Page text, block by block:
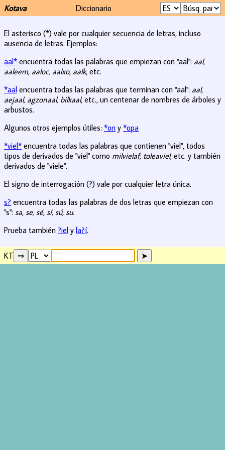
Kotava Diccionario
El asterisco (*) vale por cualquier secuencia de letras, incluso
ausencia de letras. Ejemplos:
aal* encuentra todas las palabras que empiezan con "aal": aal,
aaleem, aaloc, aalxo, aalk, etc.
*aal encuentra todas las palabras que terminan con "aal": aal,
aejaal, agzonaal, bilkaal, etc., un centenar de nombres de árboles y
arbustos.
Algunos otros ejemplos útiles: *on y *opa
*viel* encuentra todas las palabras que contienen "viel", todos
tipos de derivados de "viel" como milvielaf, toleaviel, etc. y también
derivados de "viele".
El signo de interrogación (?) vale por cualquier letra única.
s? encuentra todas las palabras de dos letras que empiezan con
"s": sa, se, sé, sí, sú, su.
Prueba también ?iel y la?í.
KT